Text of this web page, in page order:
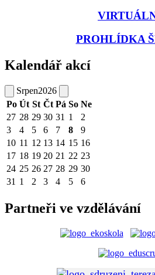
PROHLÍDKA
Kalendář akcí
Srpen2026
Po Út St Čt Pá So Ne
27 28 29 30 31 1
2
3
4 5 6 7 8
9
10 11 12 13 14 15 16
17 18 19 20 21 22 23
24 25 26 27 28 29 30
31 1 2 3 4 5 6
Partneři ve vzdělávání